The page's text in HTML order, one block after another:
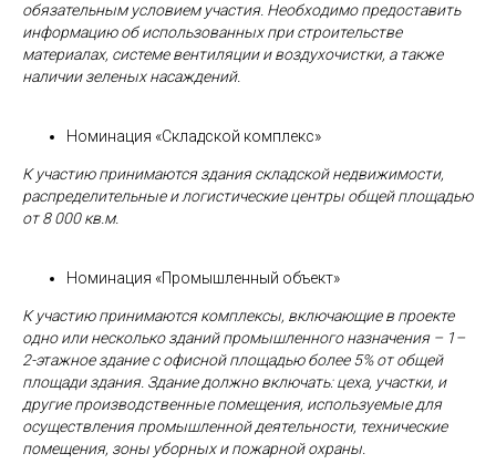
обязательным условием участия. Необходимо предоставить
информацию об использованных при строительстве
материалах, системе вентиляции и воздухочистки, а также
наличии зеленых насаждений.
Номинация «Складской комплекс»
К участию принимаются здания складской недвижимости,
распределительные и логистические центры общей площадью
от 8 000 кв.м.
Номинация «Промышленный объект»
К участию принимаются комплексы, включающие в проекте
одно или несколько зданий промышленного назначения – 1–
2-этажное здание с офисной площадью более 5% от общей
площади здания. Здание должно включать: цеха, участки, и
другие производственные помещения, используемые для
осуществления промышленной деятельности, технические
помещения, зоны уборных и пожарной охраны.